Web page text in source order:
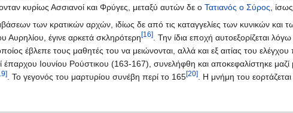
κυρίως Ασσιανοί και Φρύγες, μεταξύ αυτών δε ο Τατιανός ο Σύρος,
των κρατικών αρχών, ιδίως δε από τις καταγγελίες των κυνικών και
έγινε αρκετά σκληρότερη[16]. Την ίδια εποχή αυτοεξορίζεται
έβλεπε τους μαθητές του να μειώνονται, αλλά και εξ αιτίας του
έπαρχου Ιουνίου Ρούστικου (163-167), συνελήφθη και αποκεφαλίστηκε
. Το γεγονός του μαρτυρίου συνέβη περί το 165[20]. Η μνήμη του εορτάζεται